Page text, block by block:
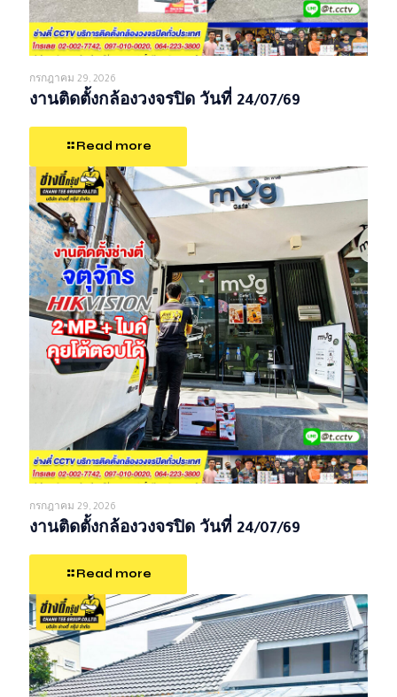
กรกฎาคม 29, 2026
งานติดตั้งกล้องวงจรปิด วันที่ 24/07/69
Read more
กรกฎาคม 29, 2026
งานติดตั้งกล้องวงจรปิด วันที่ 24/07/69
Read more